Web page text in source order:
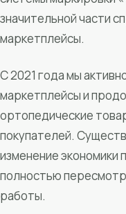
значительной части
маркетплейсы.
С 2021 года мы
маркетплейсы и
ортопедические
покупателей.
изменение
полностью
работы.